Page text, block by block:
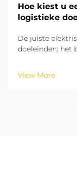
Hoe kiest u
logistieke
De juiste
doeleinden: het
essentieel om
selecteren. Op
View More